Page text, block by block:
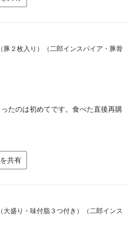
豚２枚入り）（二郎インスパイア・豚骨
たのは初めてです。食べた直後再購
共有
大盛り・味付脂３つ付き）（二郎インス